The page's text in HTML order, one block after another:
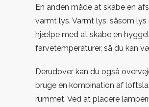
En anden måde at skabe en
varmt lys. Varmt lys, såsom
hjælpe med at skabe en
farvetemperaturer, så du kan
Derudover kan du også
bruge en kombination af
rummet. Ved at placere